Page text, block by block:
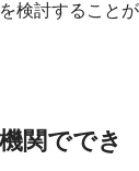
検討することが
関ででき